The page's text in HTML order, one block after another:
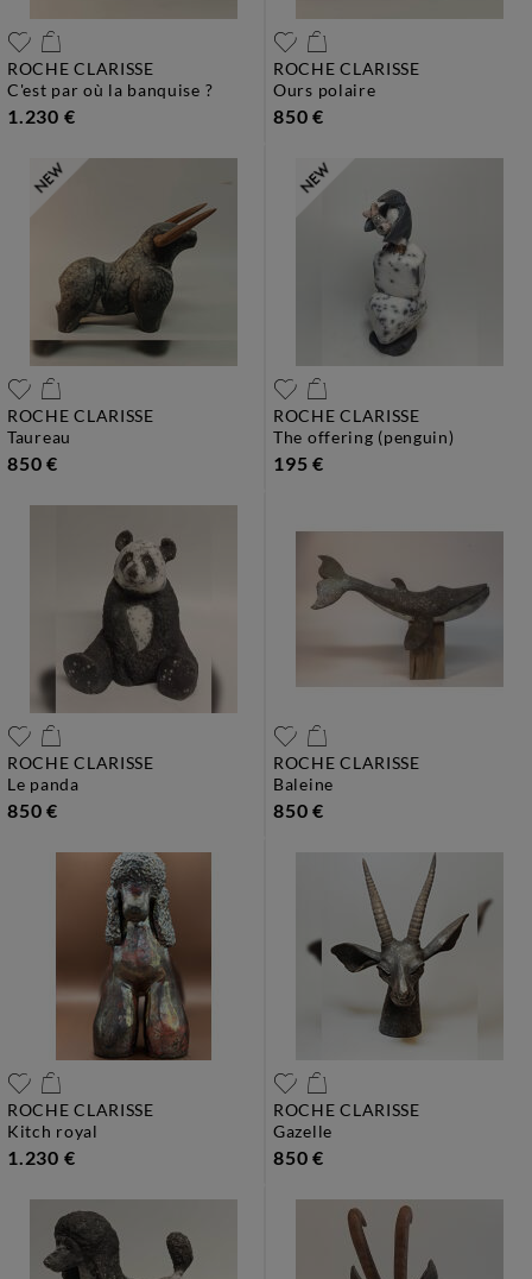
ROCHE CLARISSE
c'est par où la banquise ?
1.230 €
ROCHE CLARISSE
ours polaire
850 €
ROCHE CLARISSE
taureau
850 €
ROCHE CLARISSE
the offering (penguin)
195 €
ROCHE CLARISSE
le panda
850 €
ROCHE CLARISSE
baleine
850 €
ROCHE CLARISSE
kitch royal
1.230 €
ROCHE CLARISSE
gazelle
850 €